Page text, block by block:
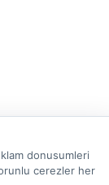
donusumleri
cerezler her